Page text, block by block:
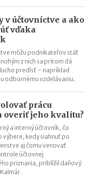
v roku 2026
v účtovníctve a ako
vďaka
môžu podnikateľov stáť
z nich sa pritom dá
predísť – napríklad
odbornému vzdelávaniu.
prácu
overiť jeho kvalitu?
a interný účtovník, čo
výbere, kedy siahnuť po
aj čomu venovať
účtovnej
priznania, priblížil daňový